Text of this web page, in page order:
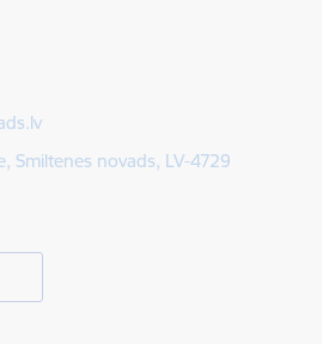
Smiltenes novads, LV-4729